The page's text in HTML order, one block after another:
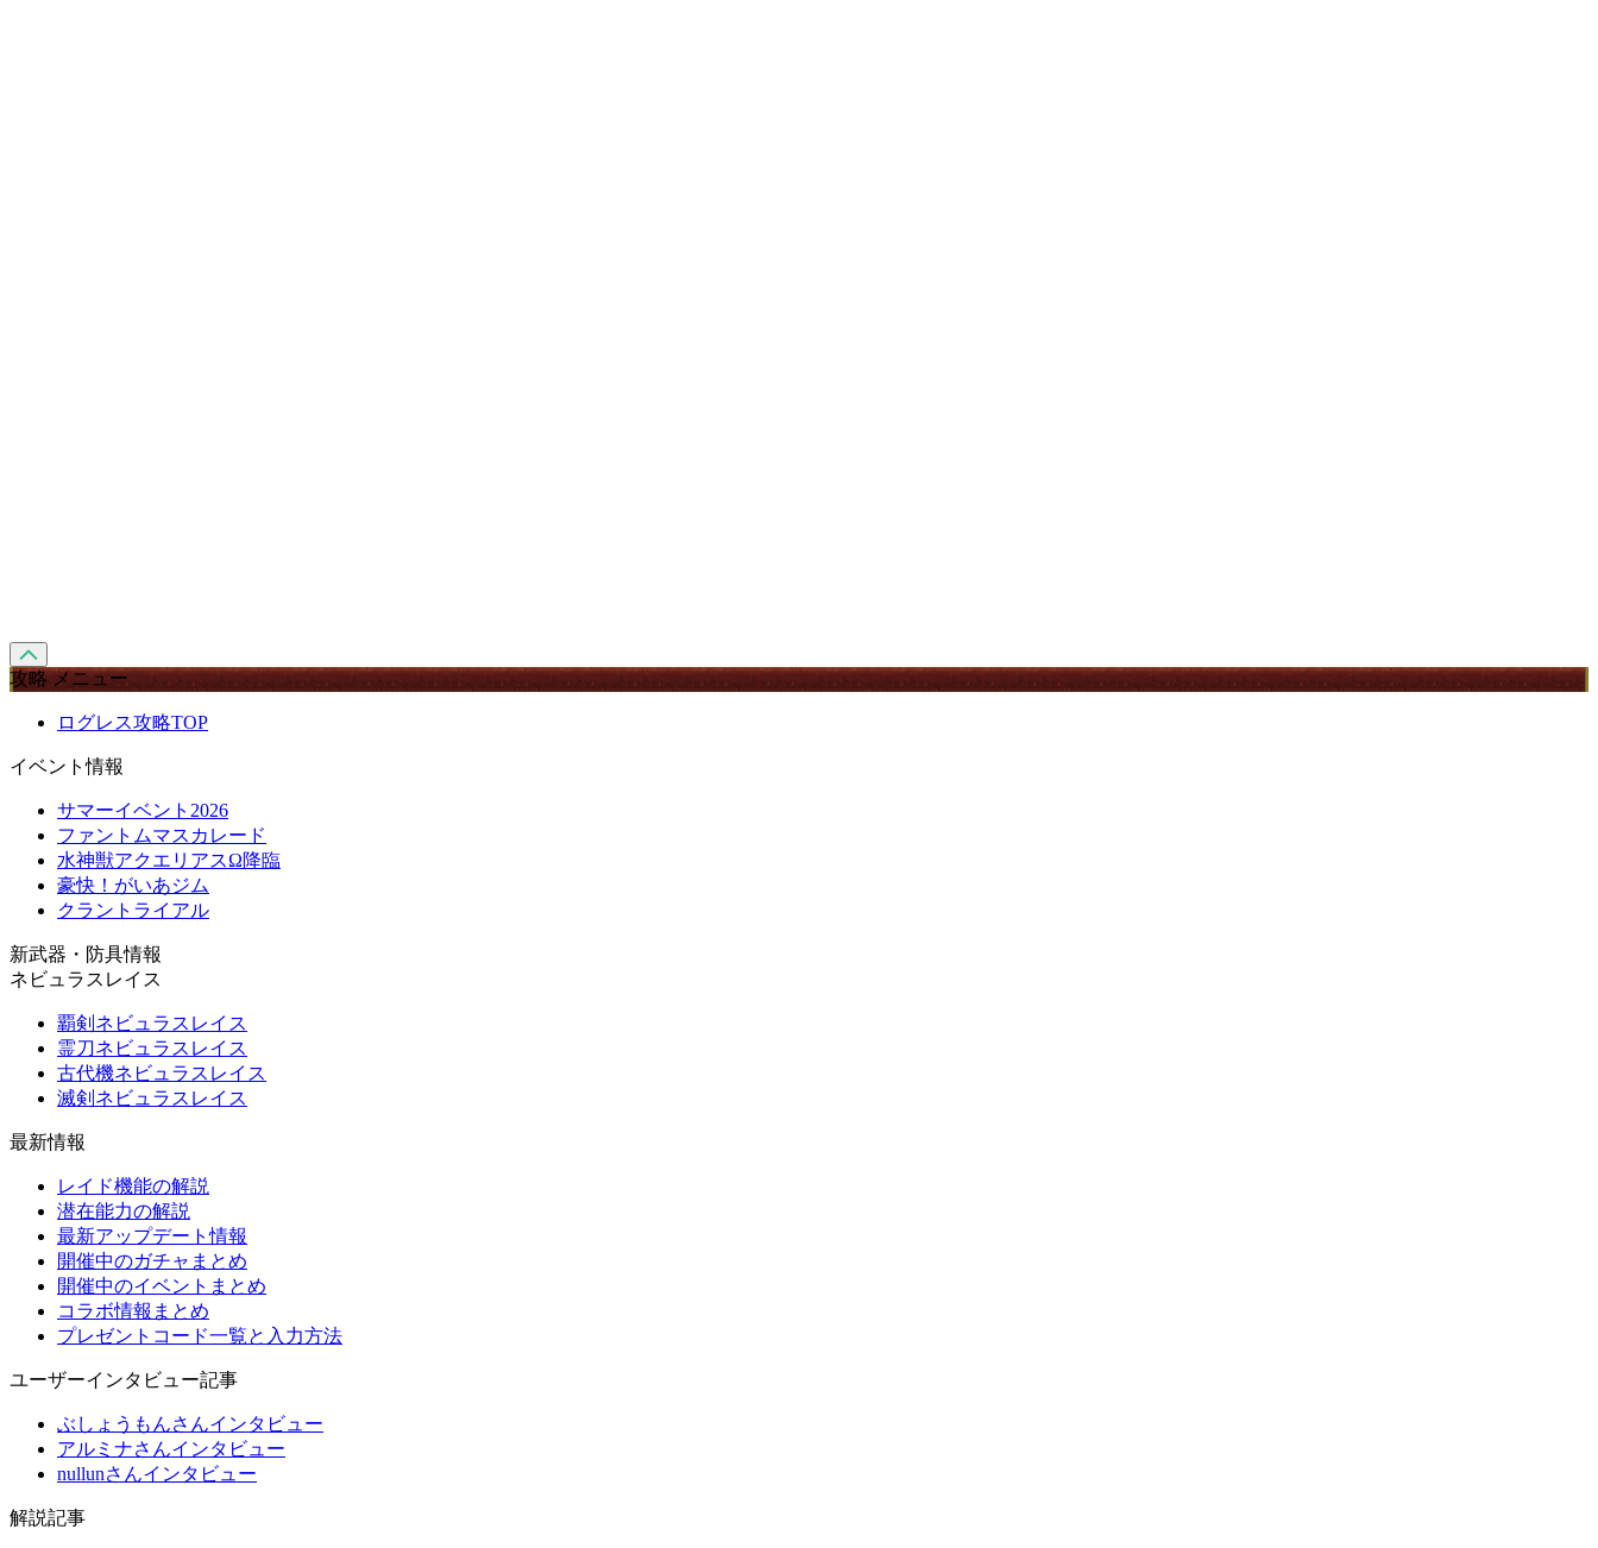
攻略 メニュー
ログレス攻略TOP
イベント情報
サマーイベント2026
ファントムマスカレード
水神獣アクエリアスΩ降臨
豪快！がいあジム
クラントライアル
新武器・防具情報
ネビュラスレイス
覇剣ネビュラスレイス
霊刀ネビュラスレイス
古代機ネビュラスレイス
滅剣ネビュラスレイス
最新情報
レイド機能の解説
潜在能力の解説
最新アップデート情報
開催中のガチャまとめ
開催中のイベントまとめ
コラボ情報まとめ
プレゼントコード一覧と入力方法
ユーザーインタビュー記事
ぶしょうもんさんインタビュー
アルミナさんインタビュー
nullunさんインタビュー
解説記事